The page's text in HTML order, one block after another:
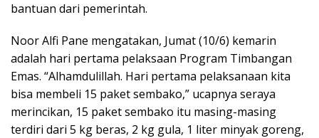
bantuan dari pemerintah.
Noor Alfi Pane mengatakan, Jumat (10/6) kemarin
adalah hari pertama pelaksaan Program Timbangan
Emas. “Alhamdulillah. Hari pertama pelaksanaan kita
bisa membeli 15 paket sembako,” ucapnya seraya
merincikan, 15 paket sembako itu masing-masing
terdiri dari 5 kg beras, 2 kg gula, 1 liter minyak goreng,